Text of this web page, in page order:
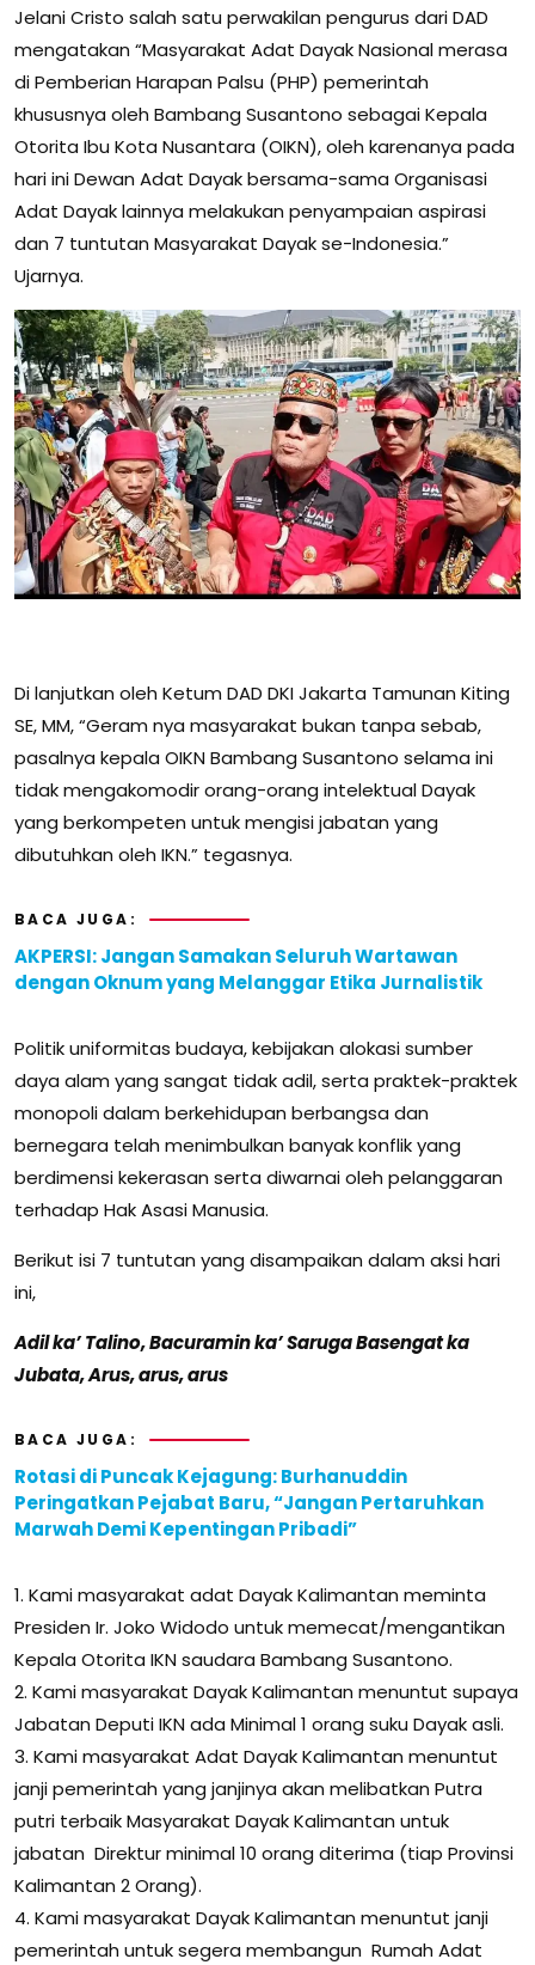
Jelani Cristo salah satu perwakilan pengurus dari DAD
mengatakan “Masyarakat Adat Dayak Nasional merasa
di Pemberian Harapan Palsu (PHP) pemerintah
khususnya oleh Bambang Susantono sebagai Kepala
Otorita Ibu Kota Nusantara (OIKN), oleh karenanya pada
hari ini Dewan Adat Dayak bersama-sama Organisasi
Adat Dayak lainnya melakukan penyampaian aspirasi
dan 7 tuntutan Masyarakat Dayak se-Indonesia.”
Ujarnya.
Di lanjutkan oleh Ketum DAD DKI Jakarta Tamunan Kiting
SE, MM, “Geram nya masyarakat bukan tanpa sebab,
pasalnya kepala OIKN Bambang Susantono selama ini
tidak mengakomodir orang-orang intelektual Dayak
yang berkompeten untuk mengisi jabatan yang
dibutuhkan oleh IKN.” tegasnya.
BACA JUGA:
AKPERSI: Jangan Samakan Seluruh Wartawan
dengan Oknum yang Melanggar Etika Jurnalistik
Politik uniformitas budaya, kebijakan alokasi sumber
daya alam yang sangat tidak adil, serta praktek-praktek
monopoli dalam berkehidupan berbangsa dan
bernegara telah menimbulkan banyak konflik yang
berdimensi kekerasan serta diwarnai oleh pelanggaran
terhadap Hak Asasi Manusia.
Berikut isi 7 tuntutan yang disampaikan dalam aksi hari
ini,
Adil ka’ Talino, Bacuramin ka’ Saruga Basengat ka
Jubata, Arus, arus, arus
BACA JUGA:
Rotasi di Puncak Kejagung: Burhanuddin
Peringatkan Pejabat Baru, “Jangan Pertaruhkan
Marwah Demi Kepentingan Pribadi”
1. Kami masyarakat adat Dayak Kalimantan meminta
Presiden Ir. Joko Widodo untuk memecat/mengantikan
Kepala Otorita IKN saudara Bambang Susantono.
2. Kami masyarakat Dayak Kalimantan menuntut supaya
Jabatan Deputi IKN ada Minimal 1 orang suku Dayak asli.
3. Kami masyarakat Adat Dayak Kalimantan menuntut
janji pemerintah yang janjinya akan melibatkan Putra
putri terbaik Masyarakat Dayak Kalimantan untuk
jabatan Direktur minimal 10 orang diterima (tiap Provinsi
Kalimantan 2 Orang).
4. Kami masyarakat Dayak Kalimantan menuntut janji
pemerintah untuk segera membangun Rumah Adat